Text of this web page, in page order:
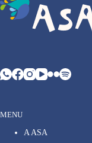
MENU
A ASA